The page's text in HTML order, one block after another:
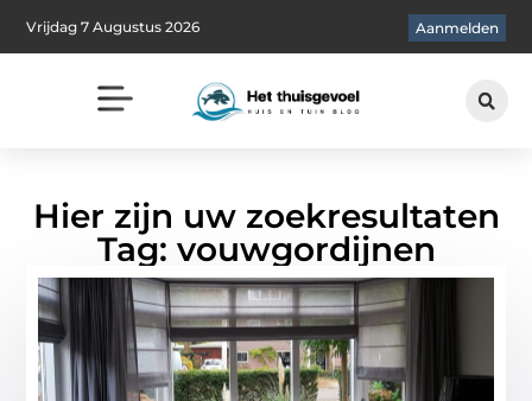
Vrijdag 7 Augustus 2026 Aanmelden
Hier zijn uw zoekresultaten
Tag: vouwgordijnen